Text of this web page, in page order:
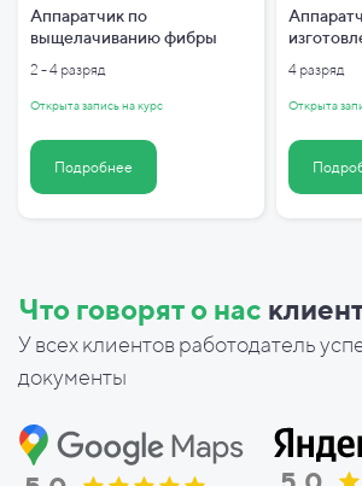
Аппаратчик по
выщелачиванию фибры
2 - 4 разряд
Открыта запись на курс
Подробнее
4 разряд
Открыта
Что говорят о нас
У всех клиентов работодатель
документы